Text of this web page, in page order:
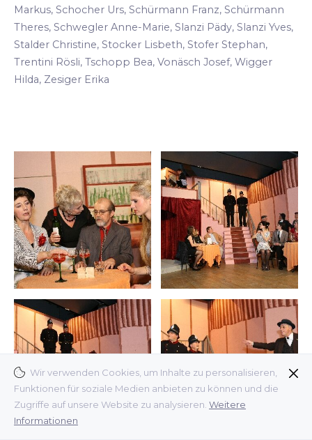
Wir verwenden Cookies, um Inhalte zu personalisieren,
Funktionen für soziale Medien anbieten zu können und die
Zugriffe auf unsere Website zu analysieren. Weitere
Informationen
Markus, Schocher Urs, Schürmann Franz, Schürmann
Theres, Schwegler Anne-Marie, Slanzi Pädy, Slanzi Yves,
Stalder Christine, Stocker Lisbeth, Stofer Stephan,
Trentini Rösli, Tschopp Bea, Vonäsch Josef, Wigger
Hilda, Zesiger Erika